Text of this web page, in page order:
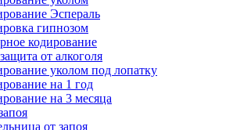
Эспераль
гипнозом
кодирование
от алкоголя
уколом под лопатку
на 1 год
на 3 месяца
от запоя